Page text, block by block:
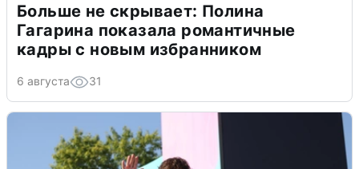
Больше не скрывает: Полина
Гагарина показала романтичные
кадры с новым избранником
6 августа 31